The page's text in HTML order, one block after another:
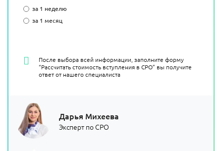
за 1 неделю
за 1 месяц
После выбора всей информации, заполните форму
“Рассчитать стоимость вступления в СРО” вы получите
ответ от нашего специалиста
Дарья Михеева
Эксперт по СРО